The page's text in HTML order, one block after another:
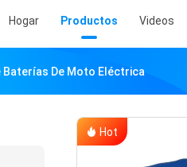
Hogar Productos Videos
Baterías De Moto Eléctrica
Hot